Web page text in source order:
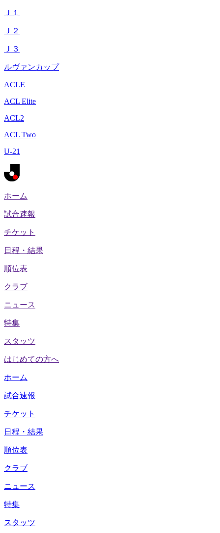
Ｊ１
Ｊ２
Ｊ３
ルヴァンカップ
ACLE
ACL Elite
ACL2
ACL Two
U-21
ホーム
試合速報
チケット
日程・結果
順位表
クラブ
ニュース
特集
スタッツ
はじめての方へ
ホーム
試合速報
チケット
日程・結果
順位表
クラブ
ニュース
特集
スタッツ